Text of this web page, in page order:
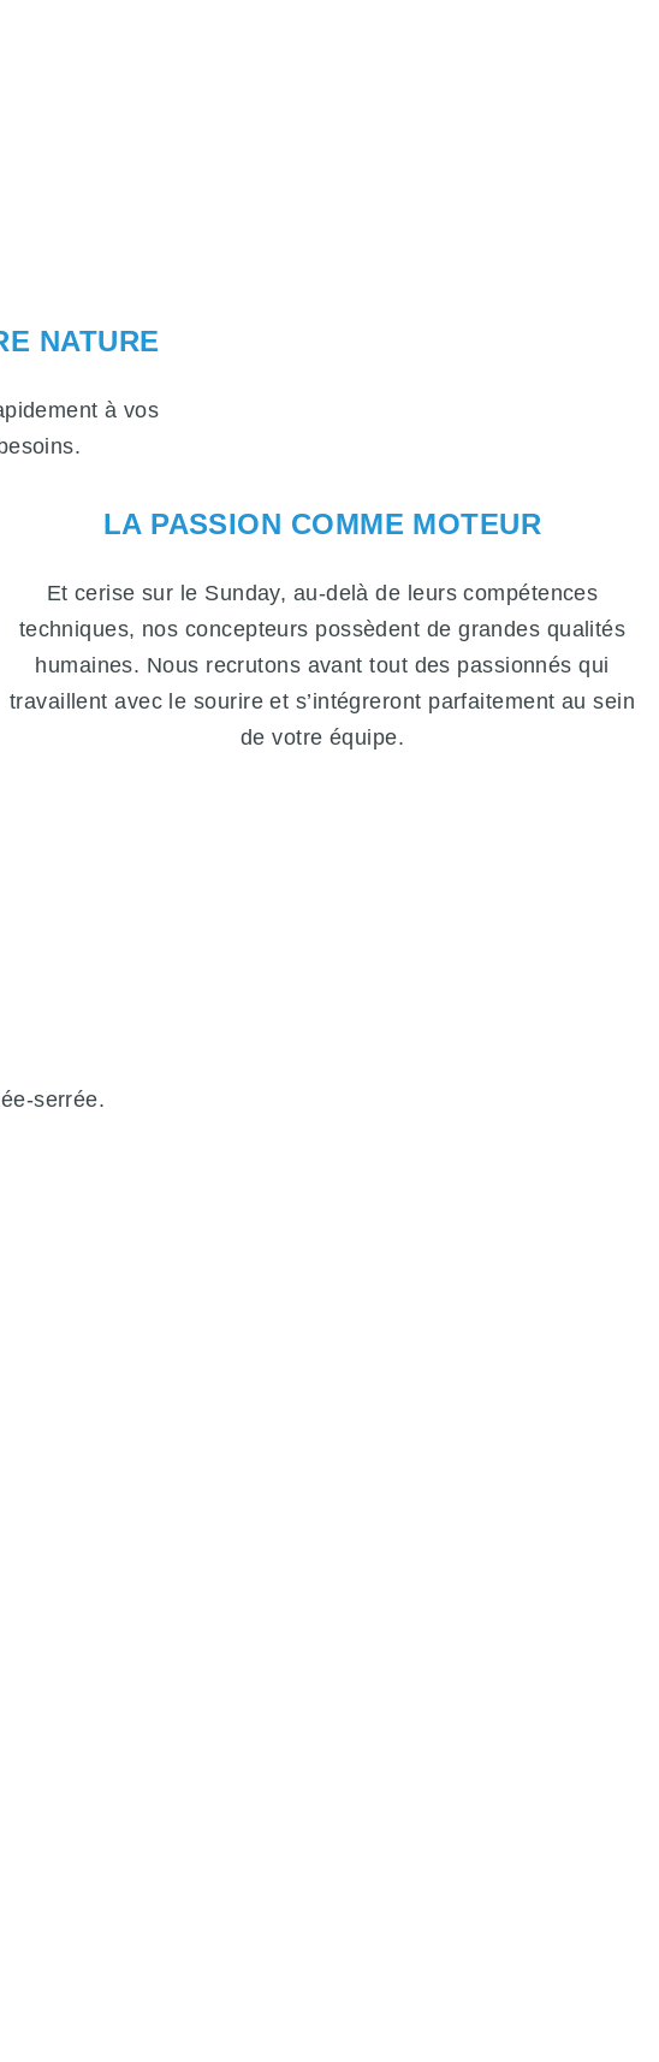
NATURE
à vos
LA PASSION COMME MOTEUR
Et cerise sur le Sunday, au-delà de leurs compétences
techniques, nos concepteurs possèdent de grandes qualités
humaines. Nous recrutons avant tout des passionnés qui
travaillent avec le sourire et s’intégreront parfaitement au sein
de votre équipe.
serrée.